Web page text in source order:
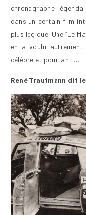
chronographe
dans un certain film
plus logique. Une “Le
en a voulu
célèbre et pourtant …
René Trautmann dit le